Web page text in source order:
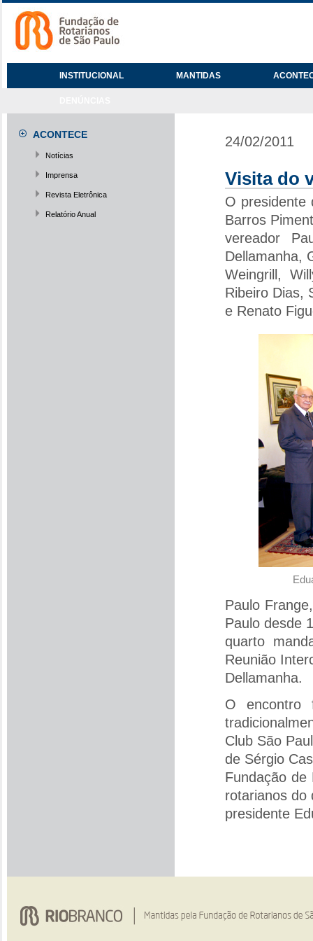
INSTITUCIONAL MANTIDAS
ACONTECE
Notícias
Imprensa
Revista Eletrônica
Relatório Anual
24/02/2011
Visita do
O presidente
Barros
vereador
Dellamanha,
Weingrill,
Ribeiro Dias,
e Renato
Paulo
Paulo desde
quarto
Reunião
Dellamanha.
O encontro
Club São
de Sérgio
Fundação de
rotarianos do
presidente